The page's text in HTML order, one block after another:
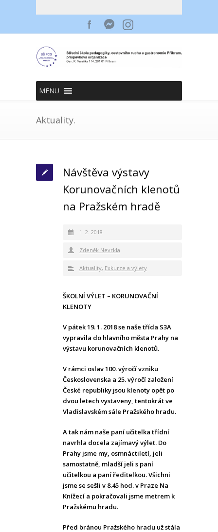
MENU
Aktuality.
Návštěva výstavy
Korunovačních klenotů
na Pražském hradě
1. 2. 2018
Zdeněk Nevrkla
Aktuality, Exkurze a výlety
ŠKOLNÍ VÝLET – KORUNOVAČNÍ
KLENOTY
V pátek 19. 1. 2018 se naše třída S3A
vypravila do hlavního města Prahy na
výstavu korunovačních klenotů.
V rámci oslav 100. výročí vzniku
Československa a 25. výročí založení
České republiky jsou klenoty opět po
dvou letech vystaveny, tentokrát ve
Vladislavském sále Pražského hradu.
A tak nám naše paní učitelka třídní
navrhla docela zajímavý výlet. Do
Prahy jsme my, osmnáctiletí, jeli
samostatně, mladší jeli s paní
učitelkou a paní ředitelkou. Všichni
jsme se sešli v 8.45 hod. v Praze Na
Knížecí a pokračovali jsme metrem k
Pražskému hradu.
Před bránou Pražského hradu už stála